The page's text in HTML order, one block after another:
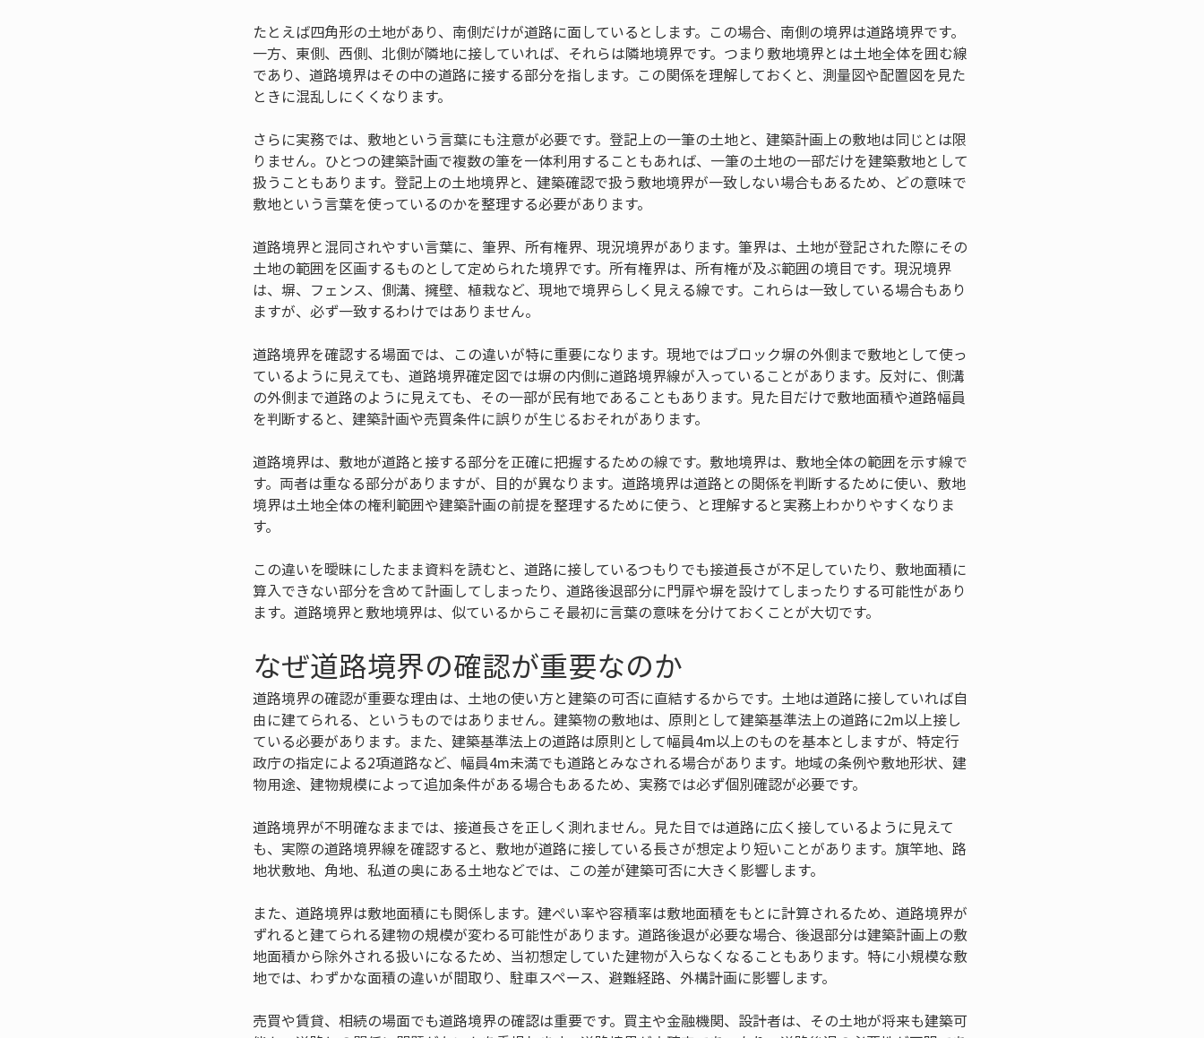
たとえば四角形の土地があり、南側だけが道路に面しているとします。この場合、南側の境界は道路境界です。
一方、東側、西側、北側が隣地に接していれば、それらは隣地境界です。つまり敷地境界とは土地全体を囲む線
であり、道路境界はその中の道路に接する部分を指します。この関係を理解しておくと、測量図や配置図を見た
ときに混乱しにくくなります。
さらに実務では、敷地という言葉にも注意が必要です。登記上の一筆の土地と、建築計画上の敷地は同じとは限
りません。ひとつの建築計画で複数の筆を一体利用することもあれば、一筆の土地の一部だけを建築敷地として
扱うこともあります。登記上の土地境界と、建築確認で扱う敷地境界が一致しない場合もあるため、どの意味で
敷地という言葉を使っているのかを整理する必要があります。
道路境界と混同されやすい言葉に、筆界、所有権界、現況境界があります。筆界は、土地が登記された際にその
土地の範囲を区画するものとして定められた境界です。所有権界は、所有権が及ぶ範囲の境目です。現況境界
は、塀、フェンス、側溝、擁壁、植栽など、現地で境界らしく見える線です。これらは一致している場合もあり
ますが、必ず一致するわけではありません。
道路境界を確認する場面では、この違いが特に重要になります。現地ではブロック塀の外側まで敷地として使っ
ているように見えても、道路境界確定図では塀の内側に道路境界線が入っていることがあります。反対に、側溝
の外側まで道路のように見えても、その一部が民有地であることもあります。見た目だけで敷地面積や道路幅員
を判断すると、建築計画や売買条件に誤りが生じるおそれがあります。
道路境界は、敷地が道路と接する部分を正確に把握するための線です。敷地境界は、敷地全体の範囲を示す線で
す。両者は重なる部分がありますが、目的が異なります。道路境界は道路との関係を判断するために使い、敷地
境界は土地全体の権利範囲や建築計画の前提を整理するために使う、と理解すると実務上わかりやすくなりま
す。
この違いを曖昧にしたまま資料を読むと、道路に接しているつもりでも接道長さが不足していたり、敷地面積に
算入できない部分を含めて計画してしまったり、道路後退部分に門扉や塀を設けてしまったりする可能性があり
ます。道路境界と敷地境界は、似ているからこそ最初に言葉の意味を分けておくことが大切です。
なぜ道路境界の確認が重要なのか
道路境界の確認が重要な理由は、土地の使い方と建築の可否に直結するからです。土地は道路に接していれば自
由に建てられる、というものではありません。建築物の敷地は、原則として建築基準法上の道路に2m以上接し
ている必要があります。また、建築基準法上の道路は原則として幅員4m以上のものを基本としますが、特定行
政庁の指定による2項道路など、幅員4m未満でも道路とみなされる場合があります。地域の条例や敷地形状、建
物用途、建物規模によって追加条件がある場合もあるため、実務では必ず個別確認が必要です。
道路境界が不明確なままでは、接道長さを正しく測れません。見た目では道路に広く接しているように見えて
も、実際の道路境界線を確認すると、敷地が道路に接している長さが想定より短いことがあります。旗竿地、路
地状敷地、角地、私道の奥にある土地などでは、この差が建築可否に大きく影響します。
また、道路境界は敷地面積にも関係します。建ぺい率や容積率は敷地面積をもとに計算されるため、道路境界が
ずれると建てられる建物の規模が変わる可能性があります。道路後退が必要な場合、後退部分は建築計画上の敷
地面積から除外される扱いになるため、当初想定していた建物が入らなくなることもあります。特に小規模な敷
地では、わずかな面積の違いが間取り、駐車スペース、避難経路、外構計画に影響します。
売買や賃貸、相続の場面でも道路境界の確認は重要です。買主や金融機関、設計者は、その土地が将来も建築可